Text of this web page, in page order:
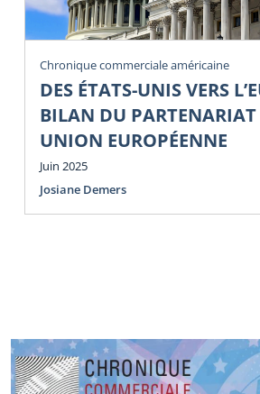
Chronique commerciale américaine
DES ÉTATS-UNIS VERS
BILAN DU
UNION EUROPÉENNE
Juin 2025
Josiane Demers